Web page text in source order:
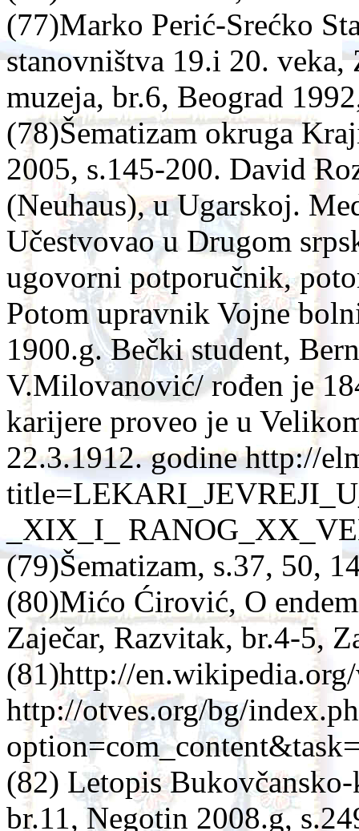
(77)Marko Perić-Srećko
stanovništva 19.i 20.
muzeja, br.6, Beograd
(78)Šematizam okruga
2005, s.145-200. David
(Neuhaus), u Ugarskoj.
Učestvovao u Drugom
ugovorni potporučnik,
Potom upravnik Vojne
1900.g. Bečki student,
V.Milovanović/ rođen je
karijere proveo je u
22.3.1912. godine http://
_XIX_I_
(79)Šematizam, s.37, 50,
(80)Mićo Ćirović, O
Zaječar, Razvitak, br.4-5,
(81)http://
http://otves.org/bg/
(82) Letopis
br.11, Negotin 2008.g,